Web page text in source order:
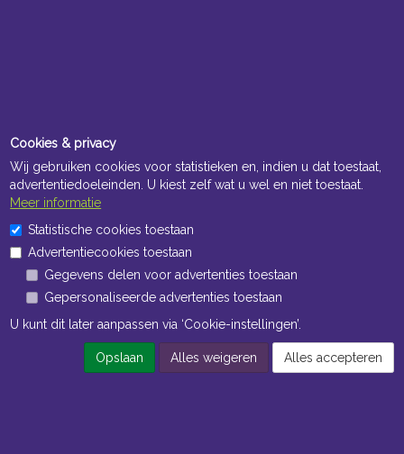
Openingstijden Kantoor
ma t/m vr 8:30 uur tot 17:00 uur
Openingstijden Magazijn
ma t/m vr 7:00 uur tot 16:30 uur
Cookies & privacy
Wij gebruiken cookies voor statistieken en, indien u dat toestaat,
advertentiedoeleinden. U kiest zelf wat u wel en niet toestaat.
Meer informatie
Statistische cookies toestaan
Advertentiecookies toestaan
Gegevens delen voor advertenties toestaan
Gepersonaliseerde advertenties toestaan
U kunt dit later aanpassen via ‘Cookie-instellingen’.
Opslaan Alles weigeren Alles accepteren